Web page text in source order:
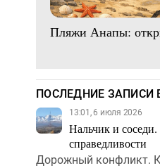
Пляжи Анапы:
ПОСЛЕДНИЕ ЗАПИСИ
13:01, 6 июля 2026
Нальчик и
справедливости
Дорожный конфликт.